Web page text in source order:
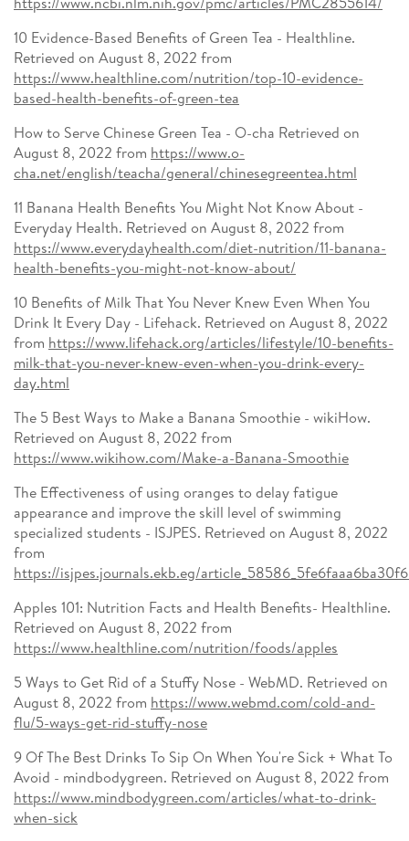
10 Evidence-Based Benefits of Green Tea - Healthline.
Retrieved on August 8, 2022 from
https://www.healthline.com/nutrition/top-10-evidence-
based-health-benefits-of-green-tea
How to Serve Chinese Green Tea - O-cha Retrieved on
August 8, 2022 from https://www.o-
cha.net/english/teacha/general/chinesegreentea.html
11 Banana Health Benefits You Might Not Know About -
Everyday Health. Retrieved on August 8, 2022 from
https://www.everydayhealth.com/diet-nutrition/11-banana-
health-benefits-you-might-not-know-about/
10 Benefits of Milk That You Never Knew Even When You
Drink It Every Day - Lifehack. Retrieved on August 8, 2022
from https://www.lifehack.org/articles/lifestyle/10-benefits-
milk-that-you-never-knew-even-when-you-drink-every-
day.html
The 5 Best Ways to Make a Banana Smoothie - wikiHow.
Retrieved on August 8, 2022 from
https://www.wikihow.com/Make-a-Banana-Smoothie
The Effectiveness of using oranges to delay fatigue
appearance and improve the skill level of swimming
specialized students - ISJPES. Retrieved on August 8, 2022
from
https://isjpes.journals.ekb.eg/
Apples 101: Nutrition Facts and Health Benefits- Healthline.
Retrieved on August 8, 2022 from
https://www.healthline.com/nutrition/foods/apples
5 Ways to Get Rid of a Stuffy Nose - WebMD. Retrieved on
August 8, 2022 from https://www.webmd.com/cold-and-
flu/5-ways-get-rid-stuffy-nose
9 Of The Best Drinks To Sip On When You're Sick + What To
Avoid - mindbodygreen. Retrieved on August 8, 2022 from
https://www.mindbodygreen.com/articles/what-to-drink-
when-sick